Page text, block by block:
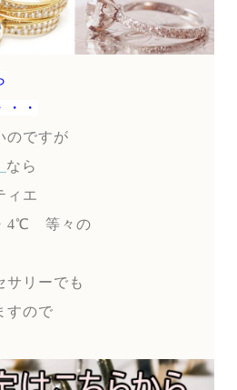
・
のですが
なら
ィエ
4℃ 等々の
サリーでも
すので